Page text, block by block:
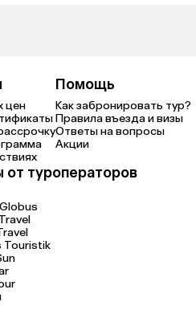
цен
Помощь
Как забронировать тур?
Правила въезда и визы
Ответы на вопросы
Акции
от туроператоров
Touristik